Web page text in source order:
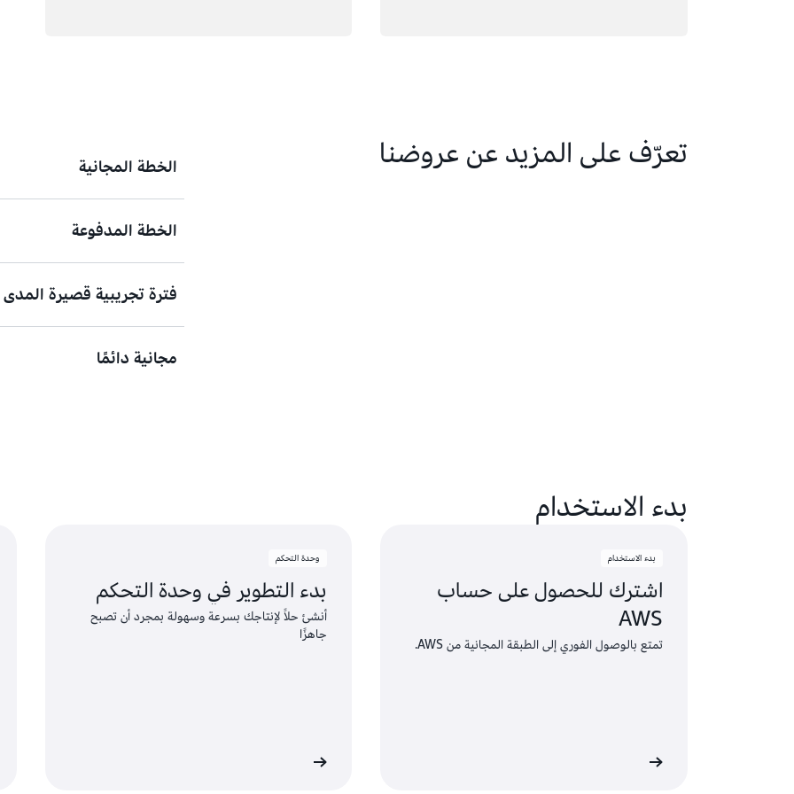
تعرّف على المزيد عن عروضنا الخطة المجانية
الخطة المدفوعة
فترة تجريبية قصيرة المدى
مجانية دائمًا
بدء الاستخدام
بدء الاستخدام
اشترك للحصول على حساب
AWS
تمتع بالوصول الفوري إلى الطبقة المجانية من AWS.
وحدة التحكم
بدء التطوير في وحدة التحكم
أنشئ حلاً لإنتاجك بسرعة وسهولة بمجرد أن تصبح
جاهزًا
تعرّف على